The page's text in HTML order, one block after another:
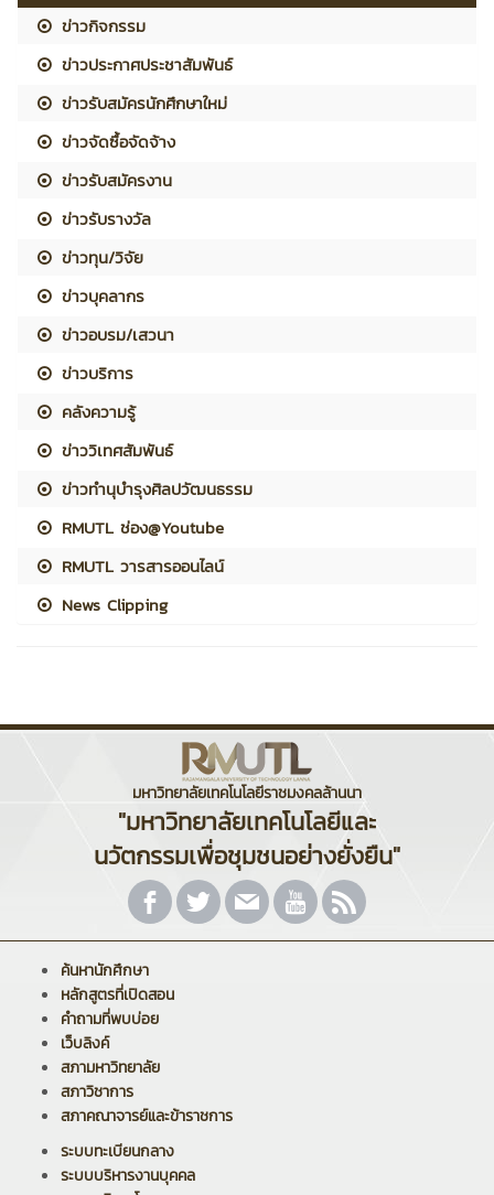
ข่าวกิจกรรม
ข่าวประกาศประชาสัมพันธ์
ข่าวรับสมัครนักศึกษาใหม่
ข่าวจัดซื้อจัดจ้าง
ข่าวรับสมัครงาน
ข่าวรับรางวัล
ข่าวทุน/วิจัย
ข่าวบุคลากร
ข่าวอบรม/เสวนา
ข่าวบริการ
คลังความรู้
ข่าววิเทศสัมพันธ์
ข่าวทำนุบำรุงศิลปวัฒนธรรม
RMUTL ช่อง@Youtube
RMUTL วารสารออนไลน์
News Clipping
มหาวิทยาลัยเทคโนโลยีราชมงคลล้านนา
"มหาวิทยาลัยเทคโนโลยีและ
นวัตกรรมเพื่อชุมชนอย่างยั่งยืน"
ค้นหานักศึกษา
หลักสูตรที่เปิดสอน
คำถามที่พบบ่อย
เว็บลิงค์
สภามหาวิทยาลัย
สภาวิชาการ
สภาคณาจารย์และข้าราชการ
ระบบทะเบียนกลาง
ระบบบริหารงานบุคคล